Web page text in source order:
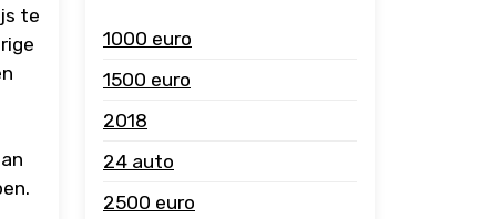
te
1000 euro
1500 euro
2018
24 auto
2500 euro